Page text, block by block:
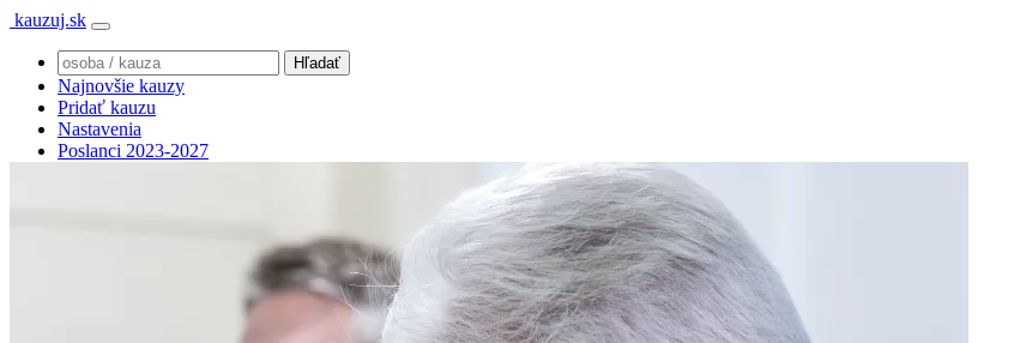
kauzuj.sk
Najnovšie kauzy
Pridať kauzu
Nastavenia
Poslanci 2023-2027